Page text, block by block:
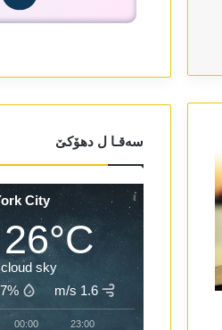
سەقـا ل دھۆکێ
City
26°C
sky
1.6 m/s
23:00
00:00